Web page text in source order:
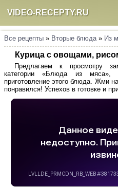
VIDEO-RECEPTY.RU
Все рецепты » Вторые блюда» Из
Курица с овощами,
Предлагаем к просмотру
категории «Блюда из мяса»,
приготовление этого блюда. Жми
понравился! Успехов в готовке и